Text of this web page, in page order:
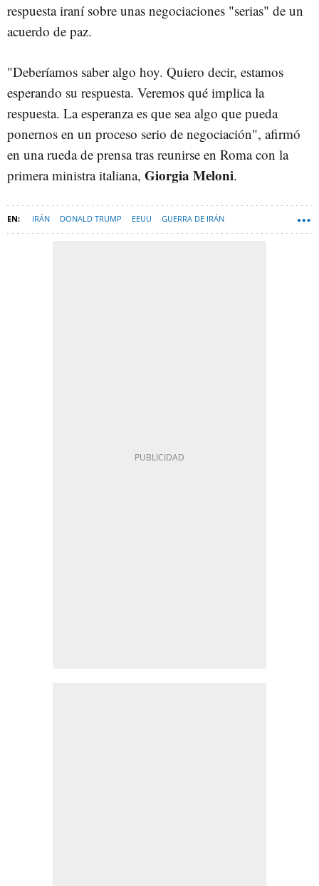
respuesta iraní sobre unas negociaciones "serias" de un
acuerdo de paz.
"Deberíamos saber algo hoy. Quiero decir, estamos
esperando su respuesta. Veremos qué implica la
respuesta. La esperanza es que sea algo que pueda
ponernos en un proceso serio de negociación", afirmó
en una rueda de prensa tras reunirse en Roma con la
primera ministra italiana, Giorgia Meloni.
IRÁN DONALD TRUMP EEUU GUERRA DE IRÁN